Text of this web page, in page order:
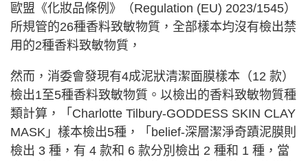
歐盟《化妝品條例》（Regulation (EU) 2023/1545）
所規管的26種香料致敏物質，全部樣本均沒有檢出禁
用的2種香料致敏物質，
然而，消委會發現有4成泥狀清潔面膜樣本（12 款）
檢出1至5種香料致敏物質。以檢出的香料致敏物質種
類計算，「Charlotte Tilbury-GODDESS SKIN CLAY
MASK」樣本檢出5種，「belief-深層潔淨奇蹟泥膜則
檢出 3 種，有 4 款和 6 款分別檢出 2 種和 1 種，當